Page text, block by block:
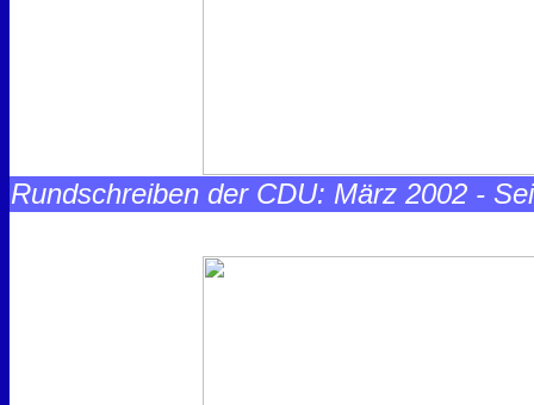
Rundschreiben der CDU: März 2002 -